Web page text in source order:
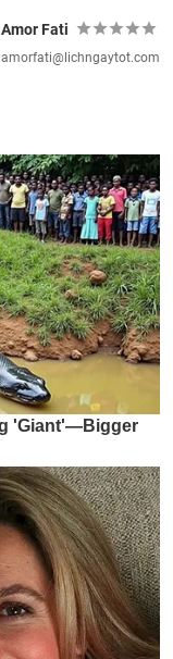
Amor Fati
amorfati@lichngaytot.com